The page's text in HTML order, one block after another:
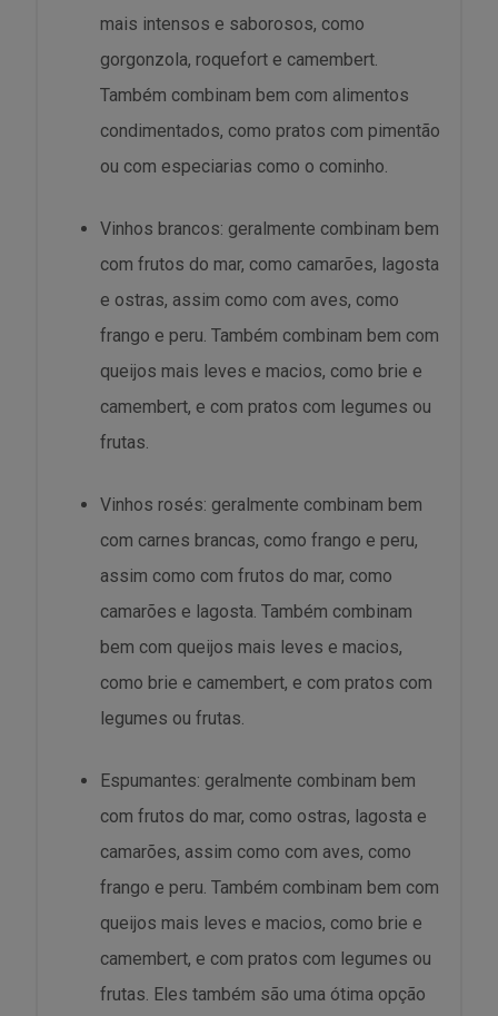
mais intensos e saborosos, como
gorgonzola, roquefort e camembert.
Também combinam bem com alimentos
condimentados, como pratos com pimentão
ou com especiarias como o cominho.
Vinhos brancos: geralmente combinam bem
com frutos do mar, como camarões, lagosta
e ostras, assim como com aves, como
frango e peru. Também combinam bem com
queijos mais leves e macios, como brie e
camembert, e com pratos com legumes ou
frutas.
Vinhos rosés: geralmente combinam bem
com carnes brancas, como frango e peru,
assim como com frutos do mar, como
camarões e lagosta. Também combinam
bem com queijos mais leves e macios,
como brie e camembert, e com pratos com
legumes ou frutas.
Espumantes: geralmente combinam bem
com frutos do mar, como ostras, lagosta e
camarões, assim como com aves, como
frango e peru. Também combinam bem com
queijos mais leves e macios, como brie e
camembert, e com pratos com legumes ou
frutas. Eles também são uma ótima opção